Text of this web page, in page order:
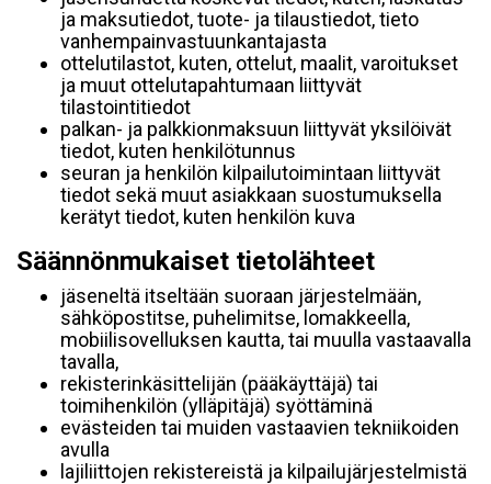
ja maksutiedot, tuote- ja tilaustiedot, tieto
vanhempainvastuunkantajasta
ottelutilastot, kuten, ottelut, maalit, varoitukset
ja muut ottelutapahtumaan liittyvät
tilastointitiedot
palkan- ja palkkionmaksuun liittyvät yksilöivät
tiedot, kuten henkilötunnus
seuran ja henkilön kilpailutoimintaan liittyvät
tiedot sekä muut asiakkaan suostumuksella
kerätyt tiedot, kuten henkilön kuva
Säännönmukaiset tietolähteet
jäseneltä itseltään suoraan järjestelmään,
sähköpostitse, puhelimitse, lomakkeella,
mobiilisovelluksen kautta, tai muulla vastaavalla
tavalla,
rekisterinkäsittelijän (pääkäyttäjä) tai
toimihenkilön (ylläpitäjä) syöttäminä
evästeiden tai muiden vastaavien tekniikoiden
avulla
lajiliittojen rekistereistä ja kilpailujärjestelmistä